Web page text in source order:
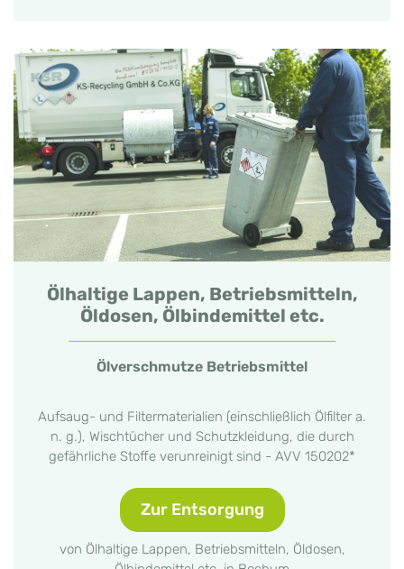
Ölhaltige Lappen, Betriebsmitteln,
Öldosen, Ölbindemittel etc.
Ölverschmutze Betriebsmittel
Aufsaug- und Filtermaterialien (einschließlich Ölfilter a.
n. g.), Wischtücher und Schutzkleidung, die durch
gefährliche Stoffe verunreinigt sind - AVV 150202*
Zur Entsorgung
von Ölhaltige Lappen, Betriebsmitteln, Öldosen,